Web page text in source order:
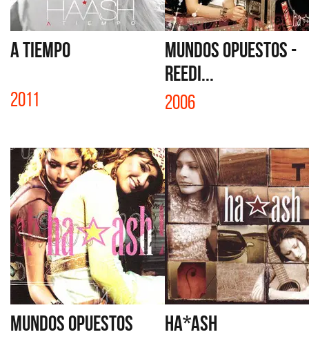
A TIEMPO
2011
MUNDOS OPUESTOS -
REEDI...
2006
MUNDOS OPUESTOS HA*ASH